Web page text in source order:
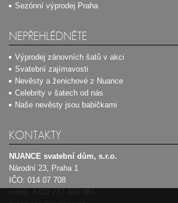
Sezónní výprodej Praha
NEPŘEHLÉDNĚTE
Výprodej zánovních šatů v akci
Svatební zajímavosti
Nevěsty a ženichové z Nuance
Celebrity v šatech od nás
Naše nevěsty jsou babičkami
KONTAKTY
NUANCE svatební dům, s.r.o.
Národní 23, Praha 1
IČO: 014 07 708